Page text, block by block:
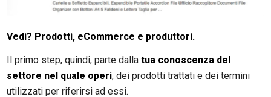
Vedi? Prodotti, eCommerce e produttori.
Il primo step, quindi, parte dallatua conoscenza del
settore nel quale operi, dei prodotti trattati e dei termini
utilizzati per riferirsi ad essi.